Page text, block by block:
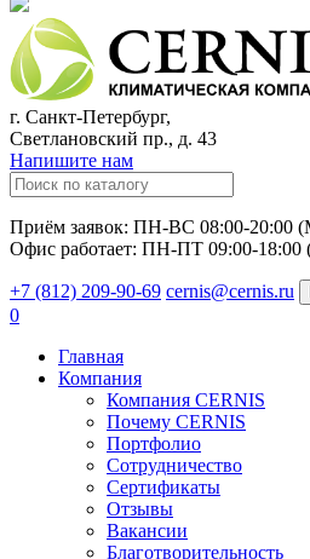
г. Санкт-Петербург,
Светлановский пр., д. 43
Напишите нам
Приём заявок: ПН-ВС 08:00-20:00
Офис работает: ПН-ПТ 09:00-
+7 (812) 209-90-69 cernis@cernis.ru
0
Главная
Компания
Компания CERNIS
Почему CERNIS
Портфолио
Сотрудничество
Сертификаты
Отзывы
Вакансии
Благотворительность